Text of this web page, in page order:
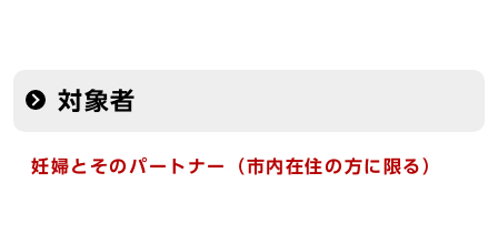
対象者
妊婦とそのパートナー （市内在住の方に限る）